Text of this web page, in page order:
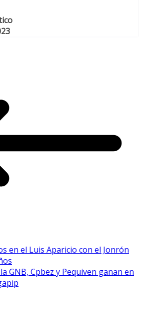
en el Luis Aparicio con el Jonrón
GNB, Cpbez y Pequiven ganan en